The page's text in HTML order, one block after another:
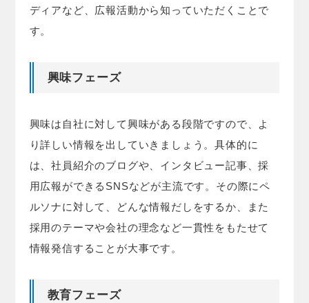
ディアなど、広報活動から知っていただくことで
す。
興味フェーズ
興味は自社に対して興味がある段階ですので、よ
り詳しい情報を出していきましょう。具体的に
は、社員紹介のブログや、インタビュー記事、採
用広報ができるSNSなどが主流です。その際にペ
ルソナに対して、どんな情報だしをするか、また
採用のテーマや会社の理念など一貫性をもたせて
情報発信することが大事です。
教育フェーズ